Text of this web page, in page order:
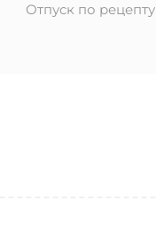
Отпуск по рецепту
в